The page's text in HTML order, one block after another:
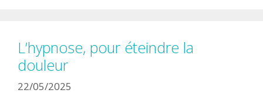
L’hypnose, pour éteindre la
douleur
22/05/2025